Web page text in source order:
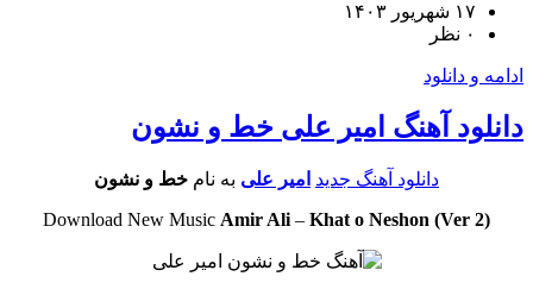
و دانلود
آهنگ امیر علی خط و نشون
دانلود آهنگ جدید امیر علیبه نام خط و نشون
Download New Music Amir Ali–Khat o Neshon (Ver